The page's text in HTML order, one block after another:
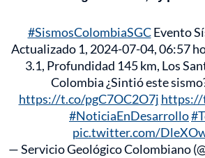
#SismosColombiaSGCEvento
Actualizado 1, 2024-07-04, 06:57
3.1, Profundidad 145 km, Los
Colombia ¿Sintió este
https://t.co/pgC7OC2O7j https://
#NoticiaEnDesarrollo
pic.twitter.com/
— Servicio Geológico Colombiano